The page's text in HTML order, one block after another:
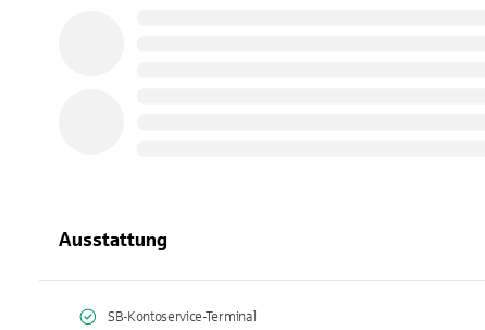
Ausstattung
SB-Kontoservice-Terminal